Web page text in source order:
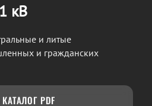
кВ
и литые
и гражданских
PDF